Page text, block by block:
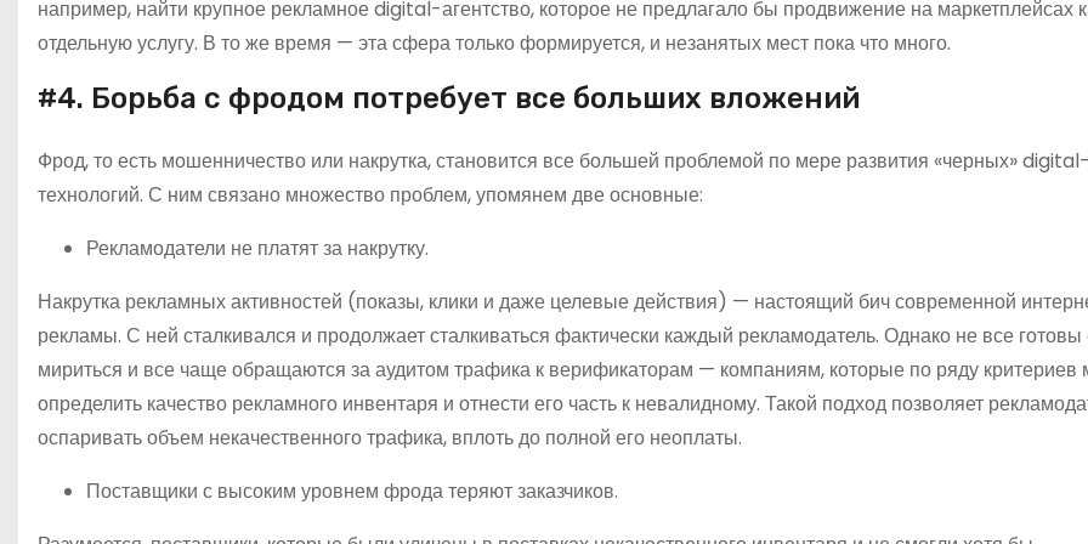
например, найти крупное рекламное digital-агентство, которое не предлагало бы продвижение на маркетплейсах
отдельную услугу. В то же время — эта сфера только формируется, и незанятых мест пока что много.
#4. Борьба с фродом потребует все больших вложений
Фрод, то есть мошенничество или накрутка, становится все большей проблемой по мере развития «черных»
технологий. С ним связано множество проблем, упомянем две основные:
Рекламодатели не платят за накрутку.
Накрутка рекламных активностей (показы, клики и даже целевые действия) — настоящий бич современной
рекламы. С ней сталкивался и продолжает сталкиваться фактически каждый рекламодатель. Однако не все готовы
мириться и все чаще обращаются за аудитом трафика к верификаторам — компаниям, которые по ряду критериев
определить качество рекламного инвентаря и отнести его часть к невалидному. Такой подход позволяет
оспаривать объем некачественного трафика, вплоть до полной его неоплаты.
Поставщики с высоким уровнем фрода теряют заказчиков.